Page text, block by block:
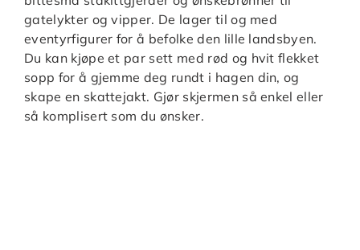
gatelykter og vipper. De lager til og med
eventyrfigurer for å befolke den lille landsbyen.
Du kan kjøpe et par sett med rød og hvit flekket
sopp for å gjemme deg rundt i hagen din, og
skape en skattejakt. Gjør skjermen så enkel eller
så komplisert som du ønsker.